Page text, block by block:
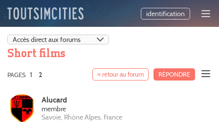
identification
Short films
« retour au forum RÉPONDRE
PAGES 1 2
Alucard
membre
Savoie, Rhône Alpes, France